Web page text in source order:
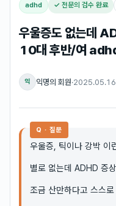
adhd ✓ 전문의 검수 완료
우울증도 없는데
10대 후반/여
익 익명의 회원·2025.05.16
Q · 질문
우울증, 틱이나 강박 이
별로 없는데 ADHD 증
조금 산만하다고 스스